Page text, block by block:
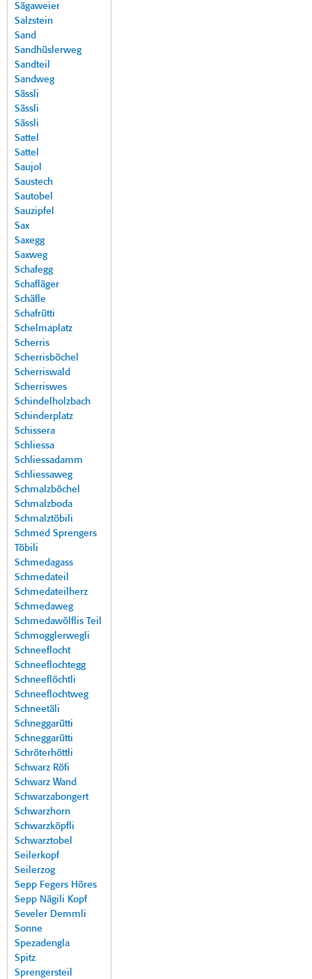
Sägaweier
Salzstein
Sand
Sandhüslerweg
Sandteil
Sandweg
Sässli
Sässli
Sässli
Sattel
Sattel
Saujol
Saustech
Sautobel
Sauzipfel
Sax
Saxegg
Saxweg
Schafegg
Schafläger
Schäfle
Schafrütti
Schelmaplatz
Scherris
Scherrisböchel
Scherriswald
Scherriswes
Schindelholzbach
Schinderplatz
Schissera
Schliessa
Schliessadamm
Schliessaweg
Schmalzböchel
Schmalzboda
Schmalztöbili
Schmed Sprengers
Töbili
Schmedagass
Schmedateil
Schmedateilherz
Schmedaweg
Schmedawölflis Teil
Schmogglerwegli
Schneeflocht
Schneeflochtegg
Schneeflöchtli
Schneeflochtweg
Schneetäli
Schneggarütti
Schneggarütti
Schröterhöttli
Schwarz Röfi
Schwarz Wand
Schwarzabongert
Schwarzhorn
Schwarzköpfli
Schwarztobel
Seilerkopf
Seilerzog
Sepp Fegers Höres
Sepp Nägili Kopf
Seveler Demmli
Sonne
Spezadengla
Spitz
Sprengersteil